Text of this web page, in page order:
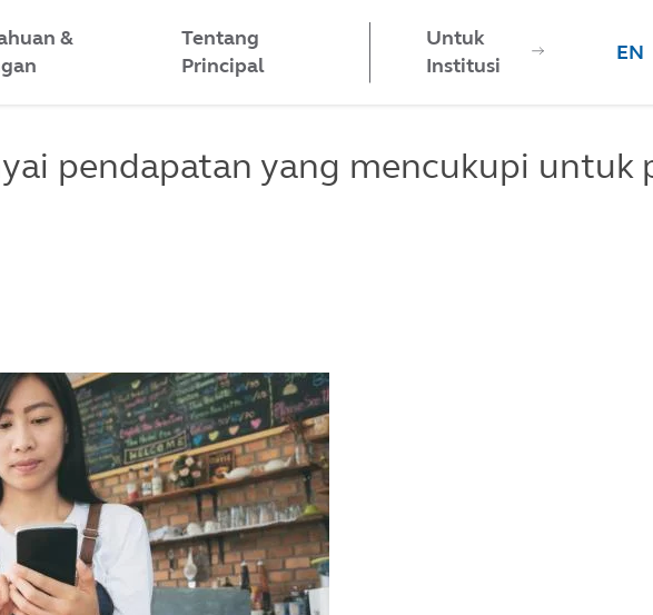
&
Tentang
Principal
Untuk
Institusi
EN
pendapatan yang mencukupi untuk